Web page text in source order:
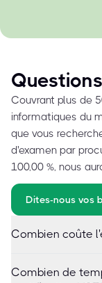
Couvrant plus de
informatiques du
que vous
d'examen par
100,00 %, nous
Dites-nous vos
Combien coûte
Combien de